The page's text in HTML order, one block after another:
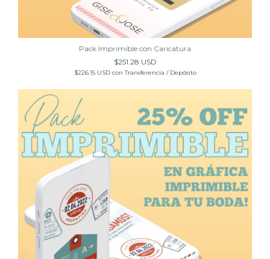
Pack Imprimible con Caricatura
$251.28 USD
$226.15 USD con Transferencia / Depósito